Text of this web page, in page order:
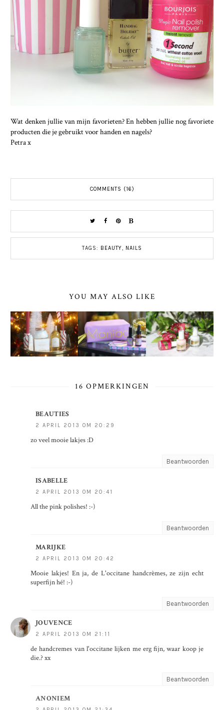
Wat denken jullie van mijn favorieten? En hebben jullie nog favoriete
producten die je gebruikt voor handen en nagels?
Petra x
COMMENTS (16)
TAGS: BEAUTY, NAILS
YOU MAY ALSO LIKE
16 OPMERKINGEN
BEAUTIES
2 APRIL 2013 OM 20:29
zo veel mooie lakjes :D
Beantwoorden
ISABELLE
2 APRIL 2013 OM 20:41
All the pink polishes! :-)
Beantwoorden
MARIJKE
2 APRIL 2013 OM 20:42
Mooie lakjes! En ja, de L'occitane handcrèmes, ze zijn echt
superfijn hé! :-)
Beantwoorden
JOUVENCE
2 APRIL 2013 OM 21:11
de handcremes van l'occitane lijken me erg fijn, waar koop je
die.? xx
Beantwoorden
ANONIEM